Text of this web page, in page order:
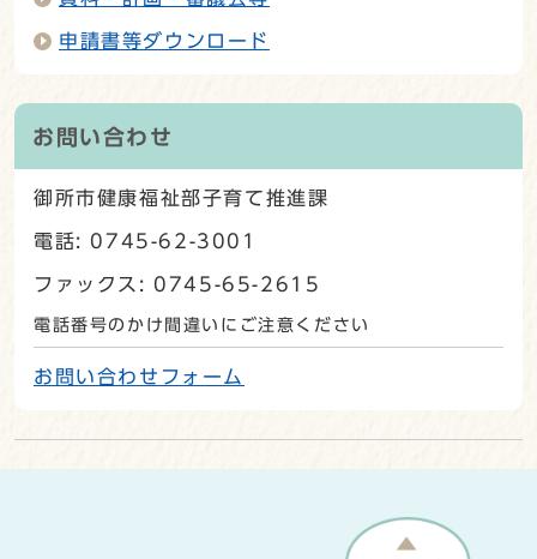
申請書等ダウンロード
お問い合わせ
御所市健康福祉部子育て推進課
電話: 0745-62-3001
ファックス: 0745-65-2615
電話番号のかけ間違いにご注意ください
お問い合わせフォーム